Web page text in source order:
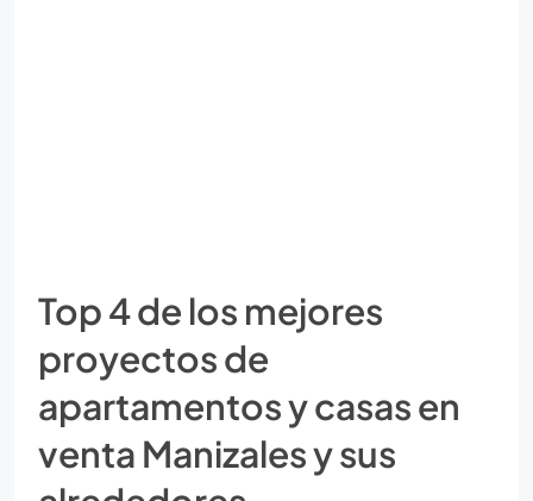
Top 4 de los mejores
proyectos de
apartamentos y casas en
venta Manizales y sus